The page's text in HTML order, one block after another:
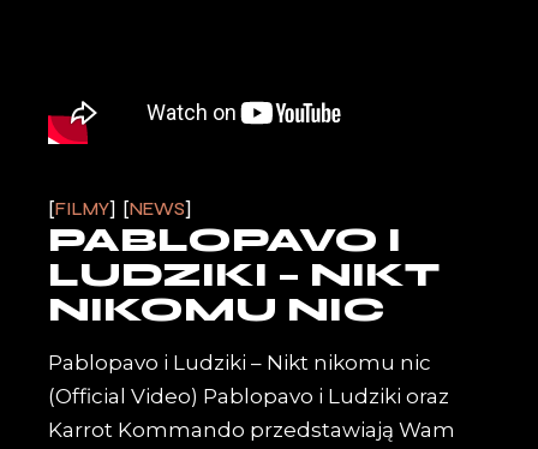
FILMY NEWS
PABLOPAVO I
LUDZIKI – NIKT
NIKOMU NIC
Pablopavo i Ludziki – Nikt nikomu nic
(Official Video) Pablopavo i Ludziki oraz
Karrot Kommando przedstawiają Wam